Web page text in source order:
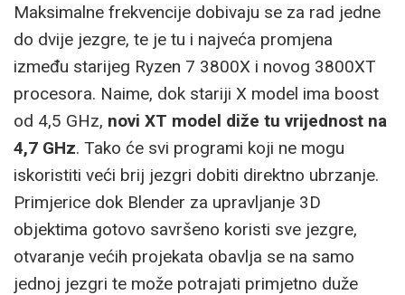
Maksimalne frekvencije dobivaju se za rad jedne
do dvije jezgre, te je tu i najveća promjena
između starijeg Ryzen 7 3800X i novog 3800XT
procesora. Naime, dok stariji X model ima boost
od 4,5 GHz, novi XT model diže tu vrijednost na
4,7 GHz. Tako će svi programi koji ne mogu
iskoristiti veći brij jezgri dobiti direktno ubrzanje.
Primjerice dok Blender za upravljanje 3D
objektima gotovo savršeno koristi sve jezgre,
otvaranje većih projekata obavlja se na samo
jednoj jezgri te može potrajati primjetno duže